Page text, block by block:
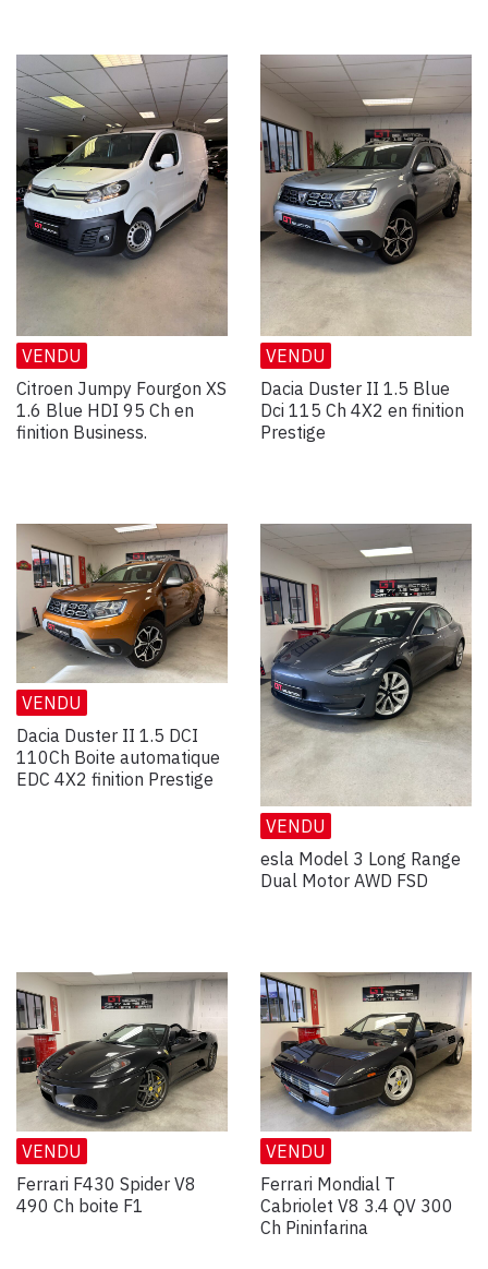
VENDU
Citroen Jumpy Fourgon XS
1.6 Blue HDI 95 Ch en
finition Business.
VENDU
Dacia Duster II 1.5 Blue
Dci 115 Ch 4X2 en finition
Prestige
VENDU
Dacia Duster II 1.5 DCI
110Ch Boite automatique
EDC 4X2 finition Prestige
VENDU
esla Model 3 Long Range
Dual Motor AWD FSD
VENDU
Ferrari F430 Spider V8
490 Ch boite F1
VENDU
Ferrari Mondial T
Cabriolet V8 3.4 QV 300
Ch Pininfarina